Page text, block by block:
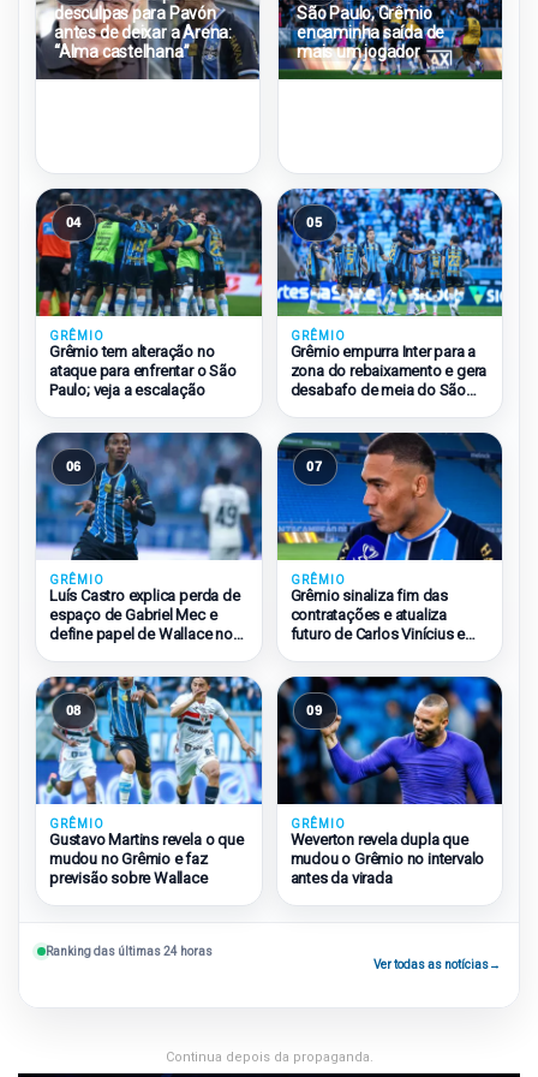
desculpas para Pavón
antes de deixar a Arena:
“Alma castelhana”
São Paulo, Grêmio
encaminha saída de
mais um jogador
04
GRÊMIO
Grêmio tem alteração no
ataque para enfrentar o São
Paulo; veja a escalação
05
GRÊMIO
Grêmio empurra Inter para a
zona do rebaixamento e gera
desabafo de meia do São
06
GRÊMIO
Luís Castro explica perda de
espaço de Gabriel Mec e
define papel de Wallace no
07
GRÊMIO
Grêmio sinaliza fim das
contratações e atualiza
futuro de Carlos Vinícius e
08
GRÊMIO
Gustavo Martins revela o que
mudou no Grêmio e faz
previsão sobre Wallace
09
GRÊMIO
Weverton revela dupla que
mudou o Grêmio no intervalo
antes da virada
Ranking das últimas 24 horas
Ver todas as notícias→
Continua depois da propaganda.